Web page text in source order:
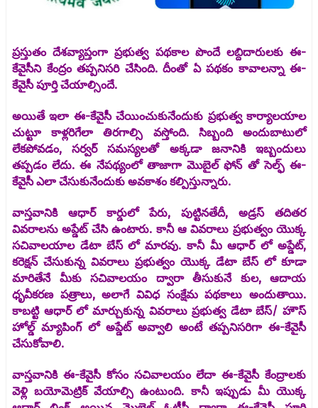
ప్రస్తుతం దేశవ్యాప్తంగా ప్రభుత్వ పథకాల పొందే లబ్దిదారులకు ఈ-
కేవైసీని కేంద్రం తప్పనిసరి చేసింది. దీంతో ఏ పథకం కావాలన్నా ఈ-
కేవైసీ పూర్తి చేయాల్సిందే.
అయితే ఇలా ఈ-కేవైసీ చేయించుకునేందుకు ప్రభుత్వ కార్యాలయాల
చుట్టూ కాళ్లరిగేలా తిరగాల్సి వస్తోంది. సిబ్బంది అందుబాటులో
లేకపోవడం, సర్వర్ సమస్యలతో అక్కడా జనానికి ఇబ్బందులు
తప్పడం లేదు. ఈ నేపథ్యంలో తాజాగా మొబైల్ ఫోన్ తో సెల్ఫ్ ఈ-
కేవైసీ ఎలా చేసుకునేందుకు అవకాశం కల్పిస్తున్నారు.
వాస్తవానికి ఆధార్ కార్డులో పేరు, పుట్టినతేదీ, అడ్రస్ తదితర
వివరాలను అప్డేట్ చేసి ఉంటారు. కానీ ఆ వివరాలు ప్రభుత్వం యొక్క
సచివాలయాల డేటా బేస్ లో మారవు. కానీ మీ ఆధార్ లో అప్డేట్,
కరెక్షన్ చేసుకున్న వివరాలు ప్రభుత్వం యొక్క డేటా బేస్ లో కూడా
మారితేనే మీకు సచివాలయం ద్వారా తీసుకునే కుల, ఆదాయ
ధృవీకరణ పత్రాలు, అలాగే వివిధ సంక్షేమ పథకాలు అందుతాయి.
కాబట్టి ఆధార్ లో మార్చుకున్న వివరాలు ప్రభుత్వ డేటా బేస్/ హౌస్
హోల్డ్ మ్యాపింగ్ లో అప్డేట్ అవ్వాలి అంటే తప్పనిసరిగా ఈ-కేవైసీ
చేసుకోవాలి.
వాస్తవానికి ఈ-కేవైసీ కోసం సచివాలయం లేదా ఈ-కేవైసీ కేంద్రాలకు
వెళ్లి బయోమెట్రిక్ వేయాల్సి ఉంటుంది. కానీ ఇప్పుడు మీ యొక్క